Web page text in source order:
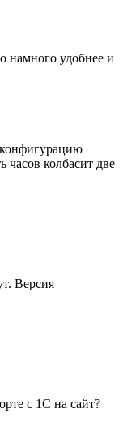
намного удобнее и
колбасит две
Версия
с 1С на сайт?